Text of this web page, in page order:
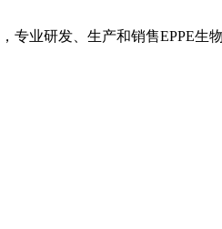
专业研发、生产和销售EPPE